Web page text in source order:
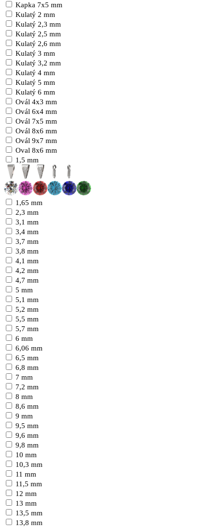
Kapka 7x5 mm
Kulatý 2 mm
Kulatý 2,3 mm
Kulatý 2,5 mm
Kulatý 2,6 mm
Kulatý 3 mm
Kulatý 3,2 mm
Kulatý 4 mm
Kulatý 5 mm
Kulatý 6 mm
Ovál 4x3 mm
Ovál 6x4 mm
Ovál 7x5 mm
Ovál 8x6 mm
Ovál 9x7 mm
Oval 8x6 mm
1,5 mm
1,65 mm
2,3 mm
3,1 mm
3,4 mm
3,7 mm
3,8 mm
4,1 mm
4,2 mm
4,7 mm
5 mm
5,1 mm
5,2 mm
5,5 mm
5,7 mm
6 mm
6,06 mm
6,5 mm
6,8 mm
7 mm
7,2 mm
8 mm
8,6 mm
9 mm
9,5 mm
9,6 mm
9,8 mm
10 mm
10,3 mm
11 mm
11,5 mm
12 mm
13 mm
13,5 mm
13,8 mm